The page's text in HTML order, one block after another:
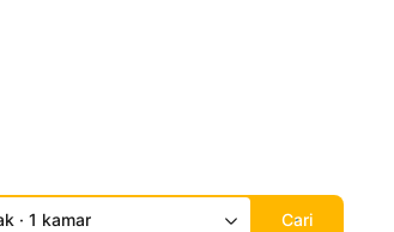
· 1 kamar Cari